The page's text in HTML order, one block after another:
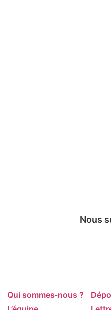
Nous
Qui sommes-nous ?